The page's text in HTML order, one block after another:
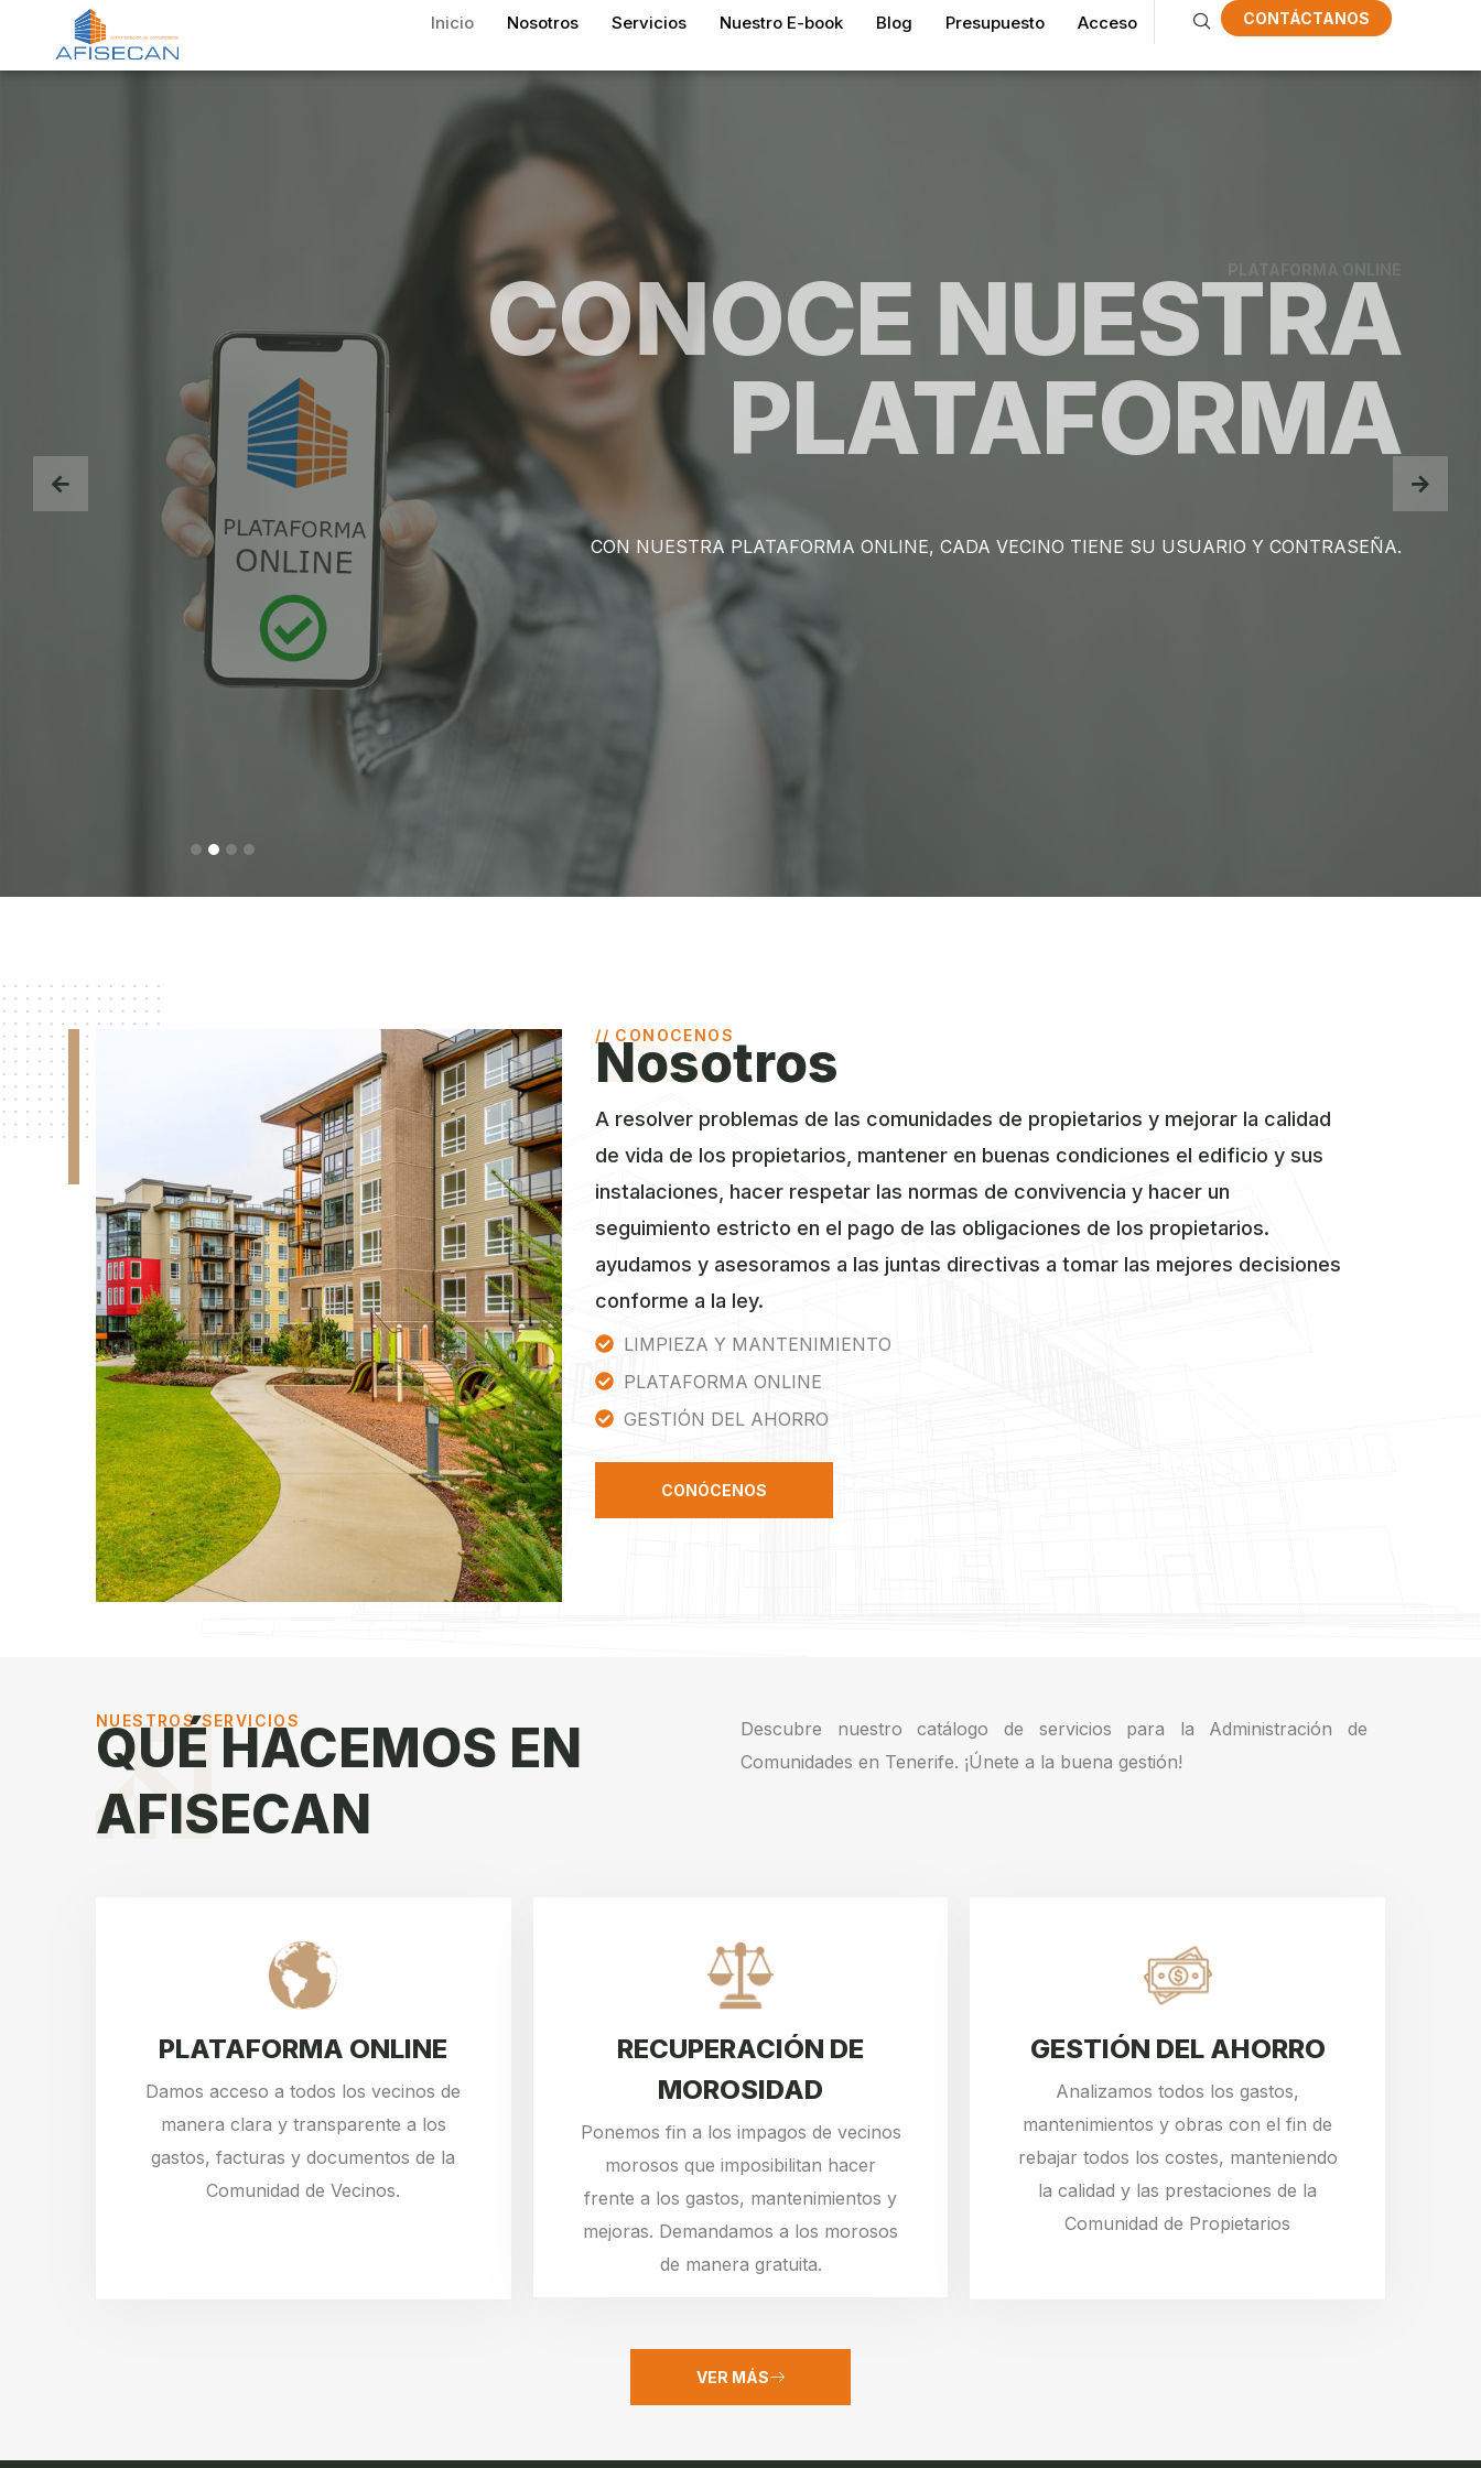
Inicio Nosotros Servicios Nuestro E-book Blog Presupuesto Acceso CONTÁCTANOS
PLATAFORMA ONLINE
CONOCE NUESTRA
PLATAFORMA
CON NUESTRA PLATAFORMA ONLINE, CADA VECINO TIENE SU USUARIO Y CONTRASEÑA.
// CONOCENOS
Nosotros
A resolver problemas de las comunidades de propietarios y mejorar la calidad
de vida de los propietarios, mantener en buenas condiciones el edificio y sus
instalaciones, hacer respetar las normas de convivencia y hacer un
seguimiento estricto en el pago de las obligaciones de los propietarios.
ayudamos y asesoramos a las juntas directivas a tomar las mejores decisiones
conforme a la ley.
LIMPIEZA Y MANTENIMIENTO
PLATAFORMA ONLINE
GESTIÓN DEL AHORRO
CONÓCENOS
NUESTROS SERVICIOS
QUÉ HACEMOS EN
AFISECAN
Descubre nuestro catálogo de servicios para la Administración de
Comunidades en Tenerife. ¡Únete a la buena gestión!
PLATAFORMA ONLINE
Damos acceso a todos los vecinos de
manera clara y transparente a los
gastos, facturas y documentos de la
Comunidad de Vecinos.
RECUPERACIÓN DE
MOROSIDAD
Ponemos fin a los impagos de vecinos
morosos que imposibilitan hacer
frente a los gastos, mantenimientos y
mejoras. Demandamos a los morosos
de manera gratuita.
GESTIÓN DEL AHORRO
Analizamos todos los gastos,
mantenimientos y obras con el fin de
rebajar todos los costes, manteniendo
la calidad y las prestaciones de la
Comunidad de Propietarios
VER MÁS